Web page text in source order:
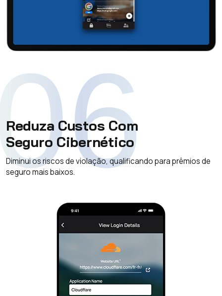
Reduza Custos Com
Seguro Cibernético
Diminui os riscos de violação, qualificando para prêmios de
seguro mais baixos.